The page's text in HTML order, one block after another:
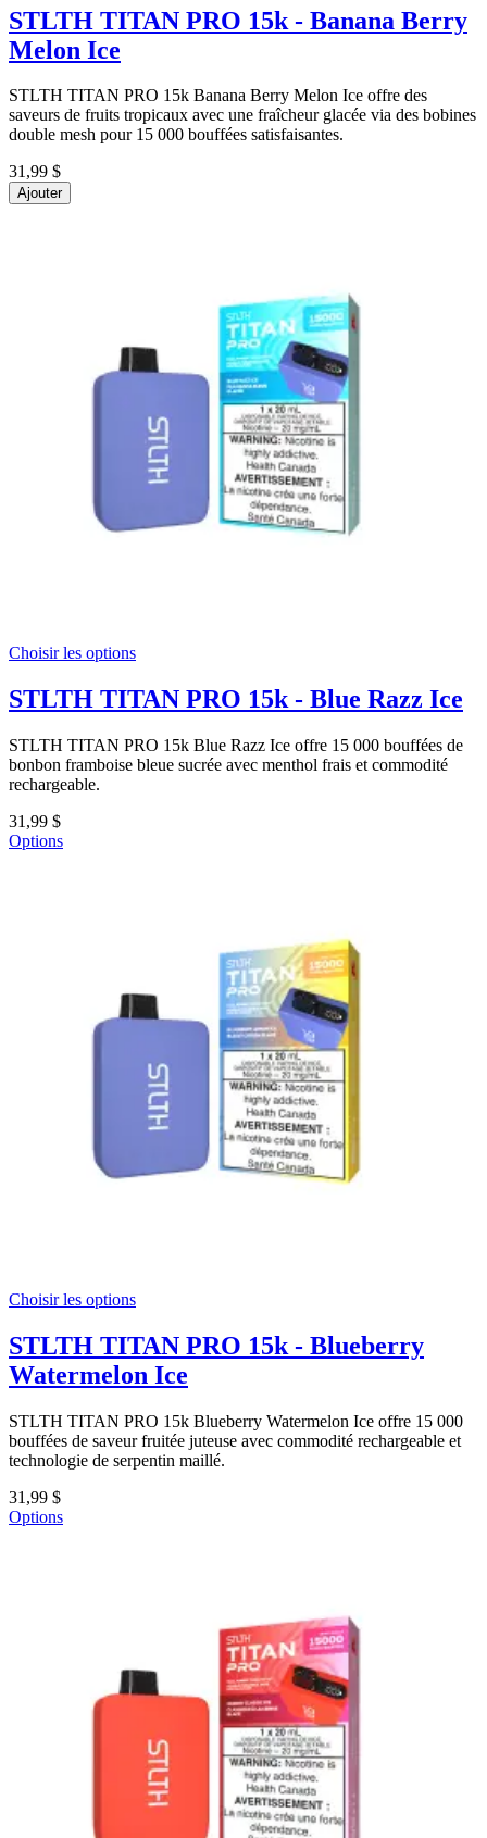
STLTH TITAN PRO 15k - Banana Berry
Melon Ice
STLTH TITAN PRO 15k Banana Berry Melon Ice offre des
saveurs de fruits tropicaux avec une fraîcheur glacée via des bobines
double mesh pour 15 000 bouffées satisfaisantes.
31,99 $
Ajouter
Choisir les options
STLTH TITAN PRO 15k - Blue Razz Ice
STLTH TITAN PRO 15k Blue Razz Ice offre 15 000 bouffées de
bonbon framboise bleue sucrée avec menthol frais et commodité
rechargeable.
31,99 $
Options
Choisir les options
STLTH TITAN PRO 15k - Blueberry
Watermelon Ice
STLTH TITAN PRO 15k Blueberry Watermelon Ice offre 15 000
bouffées de saveur fruitée juteuse avec commodité rechargeable et
technologie de serpentin maillé.
31,99 $
Options